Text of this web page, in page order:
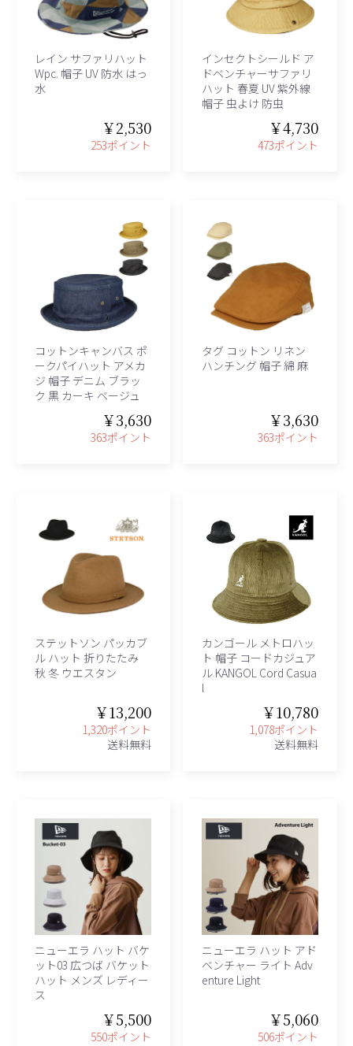
レイン サファリハット
Wpc. 帽子 UV 防水 はっ
水
￥2,530
253ポイント
インセクトシールド ア
ドベンチャーサファリ
ハット 春夏 UV 紫外線
帽子 虫よけ 防虫
￥4,730
473ポイント
コットンキャンバス ポ
ークパイハット アメカ
ジ 帽子 デニム ブラッ
ク 黒 カーキ ベージュ
￥3,630
363ポイント
タグ コットン リネン
ハンチング 帽子 綿 麻
￥3,630
363ポイント
ステットソン パッカブ
ル ハット 折りたたみ
秋 冬 ウエスタン
￥13,200
1,320ポイント
送料無料
カンゴール メトロハッ
ト 帽子 コードカジュア
ル KANGOL Cord Casua
l
￥10,780
1,078ポイント
送料無料
ニューエラ ハット バケ
ット03 広つば バケット
ハット メンズ レディー
ス
￥5,500
550ポイント
ニューエラ ハット アド
ベンチャー ライト Adv
enture Light
￥5,060
506ポイント